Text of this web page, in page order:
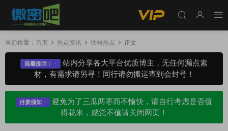
当前位置： 首页 热点资讯 铁粉热点 正文
温馨提示：
站内分享各大平台优质博主，无任何漏点素
材，有需求请另寻！同行请勿搬运查到会封号！
付废须知
避免为了三瓜两枣而不愉快，请自行考虑是否值
得花米，感觉不值请关闭网页！